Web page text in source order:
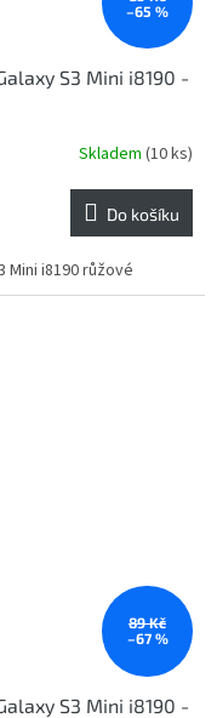
–65 %
S3 Mini i8190 -
Skladem (10 ks)
Do košíku
Mini i8190 růžové
89 Kč
–67 %
S3 Mini i8190 -